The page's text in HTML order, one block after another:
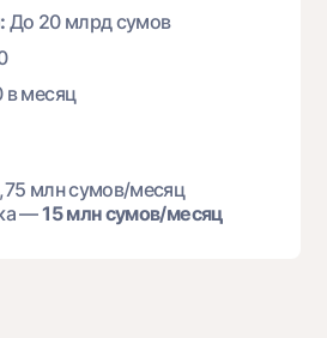
До 20 млрд сумов
в месяц
млн сумов/месяц
—15 млн сумов/месяц